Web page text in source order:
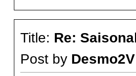
Title: Re:
Post by Desmo2V